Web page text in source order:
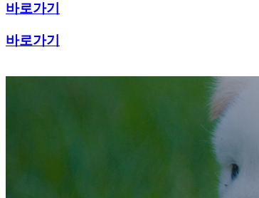
바로가기
바로가기